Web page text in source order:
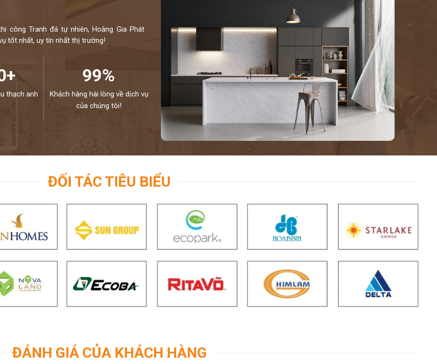
công Tranh đá tự nhiên, Hoàng Gia Phát
tốt nhất, uy tín nhất thị trường!
thạch anh
99%
Khách hàng hài lòng về dịch vụ
của chúng tôi!
ĐỐI TÁC TIÊU BIỂU
ĐÁNH GIÁ CỦA KHÁCH HÀNG